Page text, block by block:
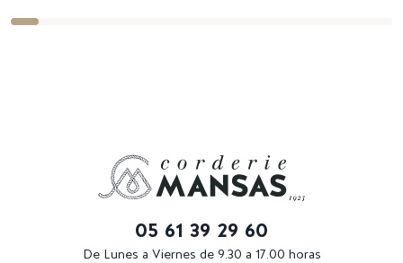
05 61 39 29 60
De Lunes a Viernes de 9.30 a 17.00 horas